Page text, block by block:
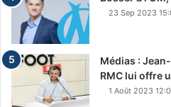
23 Sep 2023
Médias :
RMC lui offre
1 Août 2023